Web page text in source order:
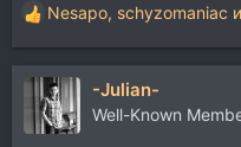
Р
е
а
и
Nesapo, schyzomaniac и
-Julian-
Well-Known